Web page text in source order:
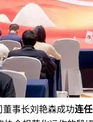
事长刘艳森成功连